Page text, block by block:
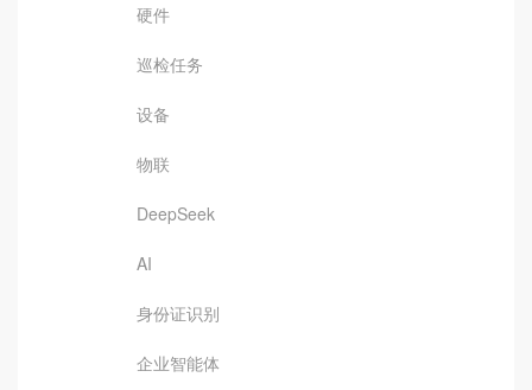
硬件
巡检任务
设备
物联
DeepSeek
AI
身份证识别
企业智能体